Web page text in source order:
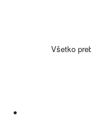
Všetko